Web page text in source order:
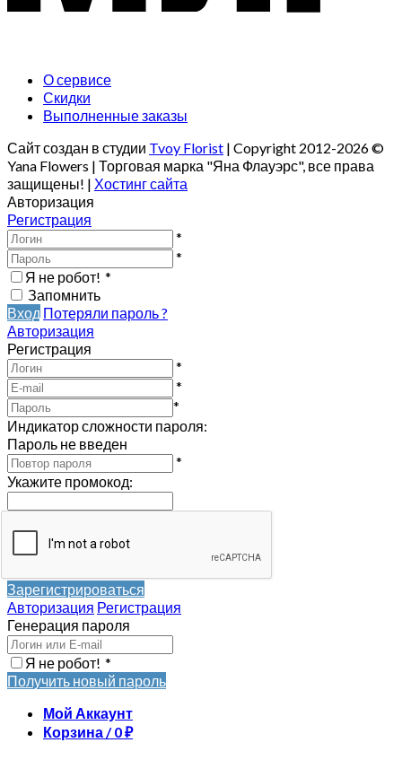
О сервисе
Скидки
Выполненные заказы
Сайт создан в студии Tvoy Florist | Copyright 2012-2026 ©
Yana Flowers | Торговая марка "Яна Флауэрс", все права
защищены! | Хостинг сайта
Авторизация
Регистрация
*
*
Я не робот! *
Запомнить
Вход Потеряли пароль ?
Авторизация
Регистрация
*
*
*
Индикатор сложности пароля:
Пароль не введен
*
Укажите промокод:
Зарегистрироваться
Авторизация Регистрация
Генерация пароля
Я не робот! *
Получить новый пароль
Мой Аккаунт
Корзина /0₽